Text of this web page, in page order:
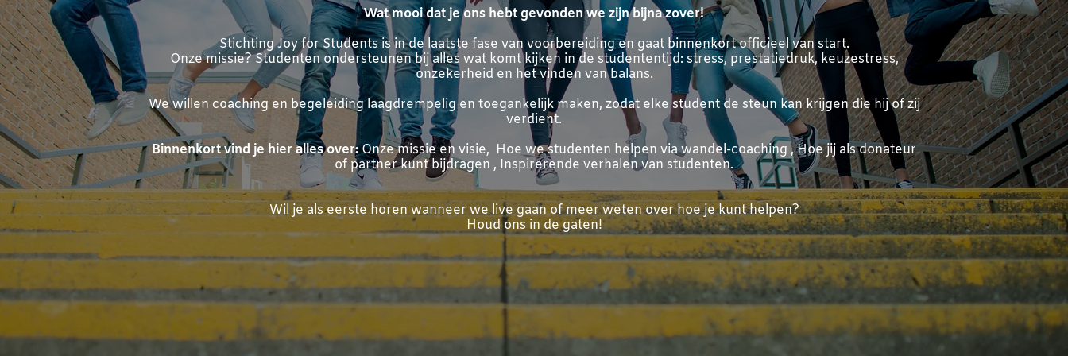
Wat mooi dat je ons hebt gevonden we zijn bijna zover!
Stichting Joy for Students is in de laatste fase van voorbereiding en gaat binnenkort officieel van start.
Onze missie? Studenten ondersteunen bij alles wat komt kijken in de studententijd: stress, prestatiedruk, keuzestress,
onzekerheid en het vinden van balans.
We willen coaching en begeleiding laagdrempelig en toegankelijk maken, zodat elke student de steun kan krijgen die hij of zij
verdient.
Binnenkort vind je hier alles over:Onze missie en visie, Hoe we studenten helpen via wandel-coaching ,Hoe jij als donateur
of partner kunt bijdragen , Inspirerende verhalen van studenten.
Wil je als eerste horen wanneer we live gaan of meer weten over hoe je kunt helpen?
Houd ons in de gaten!